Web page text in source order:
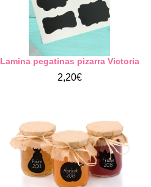
Lamina pegatinas pizarra Victoria
2,20€